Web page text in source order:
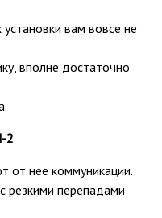
вам вовсе не
вполне достаточно
2
от нее коммуникации.
резкими перепадами